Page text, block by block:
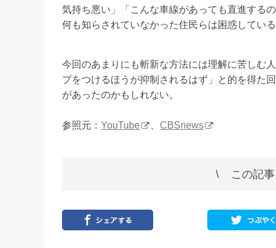
気持ち悪い」「こんな車線があっても直進する
何も知らされていなかった住民らは困惑している
今回のあまりにも斬新な方法には理解に苦しむ
プをつけるほうが抑制されるはず」と的を得た
があったのかもしれない。
参照元： YouTube CBSnews
この記